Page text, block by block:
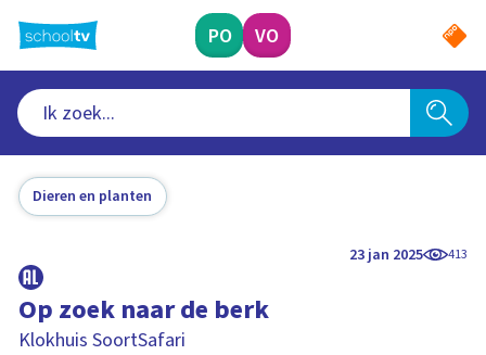
naar
hoofdinhoud
PO VO
Dieren en planten
23 jan 2025 413
Op zoek naar de berk
Klokhuis SoortSafari